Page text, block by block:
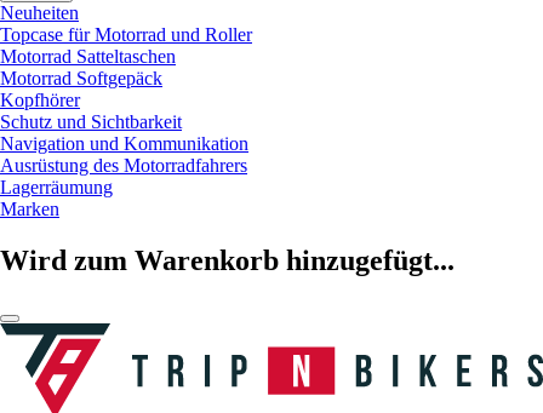
Neuheiten
Topcase für Motorrad und Roller
Motorrad Satteltaschen
Motorrad Softgepäck
Kopfhörer
Schutz und Sichtbarkeit
Navigation und Kommunikation
Ausrüstung des Motorradfahrers
Lagerräumung
Marken
Wird zum Warenkorb hinzugefügt...